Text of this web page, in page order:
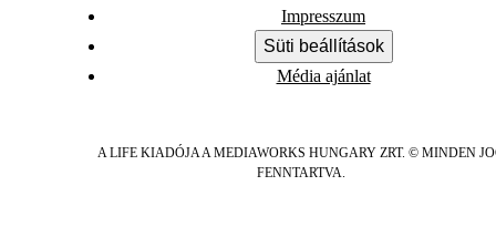
Impresszum
Süti beállítások
Média ajánlat
A LIFE KIADÓJA A MEDIAWORKS HUNGARY ZRT. © MINDEN
FENNTARTVA.